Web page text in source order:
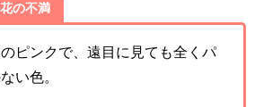
の不満
ピンクで、遠目に見ても全くパ
い色。